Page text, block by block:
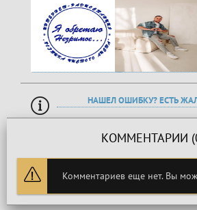
НАШЕЛ ОШИБКУ? ЕСТЬ
КОММЕНТАРИИ
Комментариев еще нет. Вы